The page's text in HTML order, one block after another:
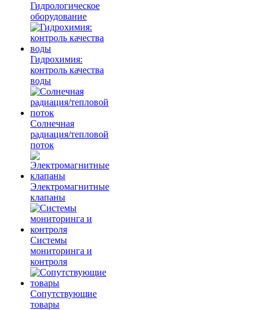
Гидрологическое
оборудование
Гидрохимия:
контроль качества
воды
Солнечная
радиация/тепловой
поток
Электромагнитные
клапаны
Системы
мониторинга и
контроля
Сопутствующие
товары